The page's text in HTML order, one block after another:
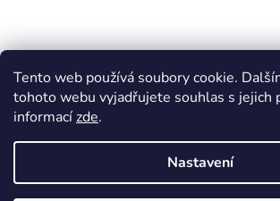
Tento web používá soubory cookie.
tohoto webu vyjadřujete souhlas s jejich
informacízde.
Nastavení
Vytvořil Shoptet